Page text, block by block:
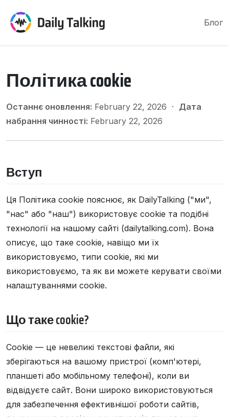
Блог
Політика cookie
Останнє оновлення: February 22, 2026 · Дата
набрання чинності: February 22, 2026
Вступ
Ця Політика cookie пояснює, як DailyTalking ("ми",
"нас" або "наш") використовує cookie та подібні
технології на нашому сайті (dailytalking.com). Вона
описує, що таке cookie, навіщо ми їх
використовуємо, типи cookie, які ми
використовуємо, та як ви можете керувати своїми
налаштуваннями cookie.
Що таке cookie?
Cookie — це невеликі текстові файли, які
зберігаються на вашому пристрої (комп'ютері,
планшеті або мобільному телефоні), коли ви
відвідуєте сайт. Вони широко використовуються
для забезпечення ефективнішої роботи сайтів,